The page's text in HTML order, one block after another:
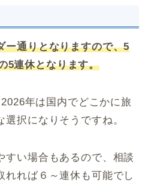
ー通りとなりますので、5
5連休となります。
年は国内でどこかに旅
択になりそうですね。
すい場合もあるので、相談
れれば６～連休も可能でし